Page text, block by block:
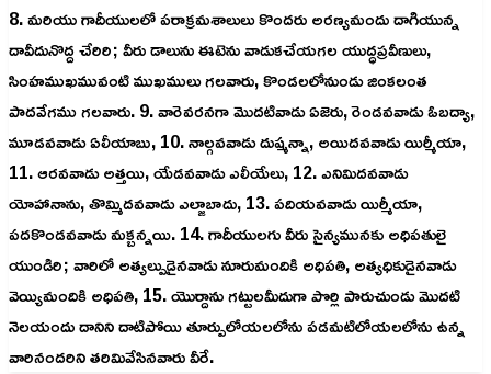
8. మరియు గాదీయులలో పరాక్రమశాలులు కొందరు అరణ్యమందు దాగియున్న
దావీదునొద్ద చేరిరి; వీరు డాలును ఈటెను వాడుకచేయగల యుద్ధప్రవీణులు,
సింహముఖమువంటి ముఖములు గలవారు, కొండలలోనుండు జింకలంత
పాదవేగము గలవారు. 9. వారెవరనగా మొదటివాడు ఏజెరు, రెండవవాడు ఓబద్యా,
మూడవవాడు ఏలీయాబు, 10. నాల్గవవాడు దుష్మన్నా, అయిదవవాడు యిర్మీయా,
11. ఆరవవాడు అత్తయి, యేడవవాడు ఎలీయేలు, 12. ఎనిమిదవవాడు
యోహానాను, తొమ్మిదవవాడు ఎల్జాబాదు, 13. పదియవవాడు యిర్మీయా,
పదకొండవవాడు మక్బన్నయి. 14. గాదీయులగు వీరు సైన్యమునకు అధిపతులై
యుండిరి; వారిలో అత్యల్పుడైనవాడు నూరుమందికి అధిపతి, అత్యధికుడైనవాడు
వెయ్యిమందికి అధిపతి, 15. యొర్దాను గట్టులమీదుగా పొర్లి పారుచుండు మొదటి
నెలయందు దానిని దాటిపోయి తూర్పులోయలలోను పడమటిలోయలలోను ఉన్న
వారినందరిని తరిమివేసినవారు వీరే.